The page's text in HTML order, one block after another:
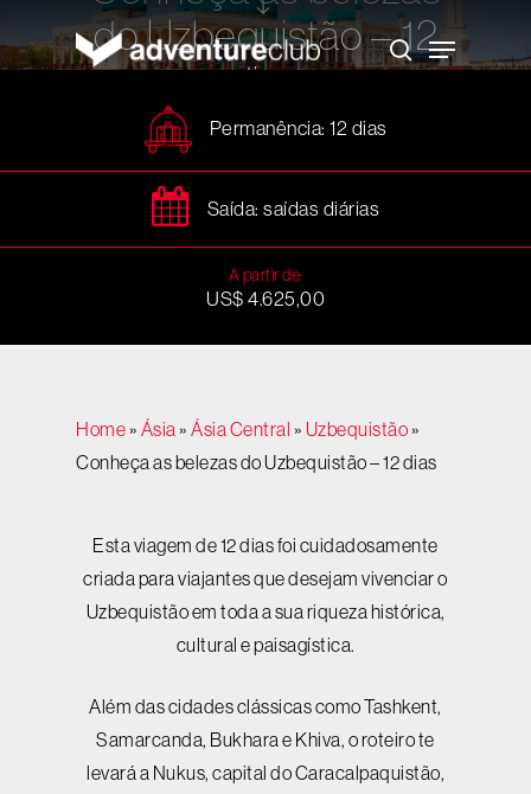
main
content
search
Menu
do Uzbequistão – 12
dias
Permanência: 12 dias
Saída: saídas diárias
A partir de:
US$ 4.625,00
Home» Ásia » Ásia Central » Uzbequistão»
Conheça as belezas do Uzbequistão – 12 dias
Esta viagem de 12 dias foi cuidadosamente
criada para viajantes que desejam vivenciar o
Uzbequistão em toda a sua riqueza histórica,
cultural e paisagística.
Além das cidades clássicas como Tashkent,
Samarcanda, Bukhara e Khiva, o roteiro te
levará a Nukus, capital do Caracalpaquistão,